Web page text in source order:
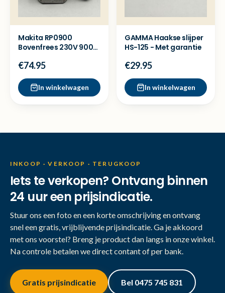
Makita RP0900
Bovenfrees 230V 900W
€74.95
In winkelwagen
GAMMA Haakse slijper
HS-125 - Met garantie
€29.95
In winkelwagen
INKOOP · VERKOOP · TERUGKOOP
Iets te verkopen? Ontvang binnen
24 uur een prijsindicatie.
Stuur ons een foto en een korte omschrijving en ontvang
snel een gratis, vrijblijvende prijsindicatie. Ga je akkoord
met ons voorstel? Breng je product dan langs in onze winkel.
Na controle betalen we direct contant of per bank.
Gratis prijsindicatie Bel 0475 745 831